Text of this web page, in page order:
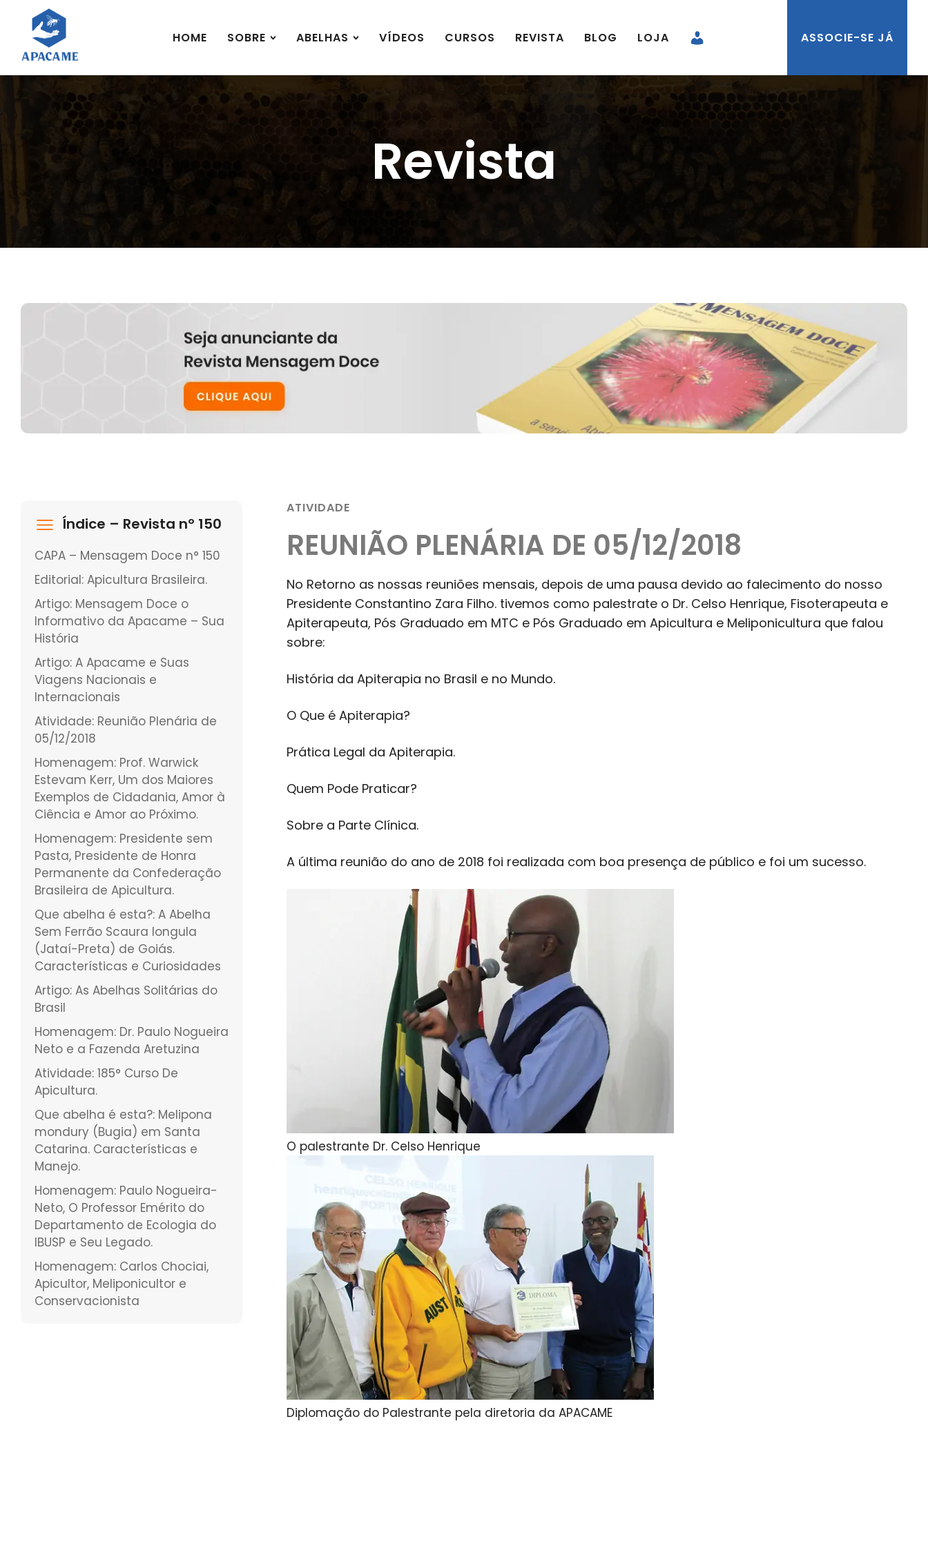
HOME SOBRE ABELHAS VÍDEOS CURSOS REVISTA BLOG LOJA ASSOCIE-SE JÁ
Revista
Índice – Revista nº 150
CAPA – Mensagem Doce n° 150
Editorial: Apicultura Brasileira.
Artigo: Mensagem Doce o
Informativo da Apacame – Sua
História
Artigo: A Apacame e Suas
Viagens Nacionais e
Internacionais
Atividade: Reunião Plenária de
05/12/2018
Homenagem: Prof. Warwick
Estevam Kerr, Um dos Maiores
Exemplos de Cidadania, Amor à
Ciência e Amor ao Próximo.
Homenagem: Presidente sem
Pasta, Presidente de Honra
Permanente da Confederação
Brasileira de Apicultura.
Que abelha é esta?: A Abelha
Sem Ferrão Scaura longula
(Jataí-Preta) de Goiás.
Características e Curiosidades
Artigo: As Abelhas Solitárias do
Brasil
Homenagem: Dr. Paulo Nogueira
Neto e a Fazenda Aretuzina
Atividade: 185° Curso De
Apicultura.
Que abelha é esta?: Melipona
mondury (Bugia) em Santa
Catarina. Características e
Manejo.
Homenagem: Paulo Nogueira-
Neto, O Professor Emérito do
Departamento de Ecologia do
IBUSP e Seu Legado.
Homenagem: Carlos Chociai,
Apicultor, Meliponicultor e
Conservacionista
ATIVIDADE
REUNIÃO PLENÁRIA DE 05/12/2018
No Retorno as nossas reuniões mensais, depois de uma pausa devido ao falecimento do nosso
Presidente Constantino Zara Filho. tivemos como palestrate o Dr. Celso Henrique, Fisoterapeuta e
Apiterapeuta, Pós Graduado em MTC e Pós Graduado em Apicultura e Meliponicultura que falou
sobre:
História da Apiterapia no Brasil e no Mundo.
O Que é Apiterapia?
Prática Legal da Apiterapia.
Quem Pode Praticar?
Sobre a Parte Clínica.
A última reunião do ano de 2018 foi realizada com boa presença de público e foi um sucesso.
O palestrante Dr. Celso Henrique
Diplomação do Palestrante pela diretoria da APACAME